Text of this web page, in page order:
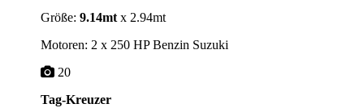
Größe: 9.14mtx 2.94mt
Motoren: 2 x 250 HP Benzin Suzuki
20
Tag-Kreuzer